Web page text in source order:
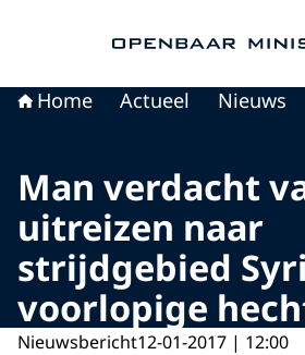
Home Actueel Nieuws
Man verdacht
uitreizen naar
strijdgebied
voorlopige
Nieuwsbericht12-01-2017 | 12:00